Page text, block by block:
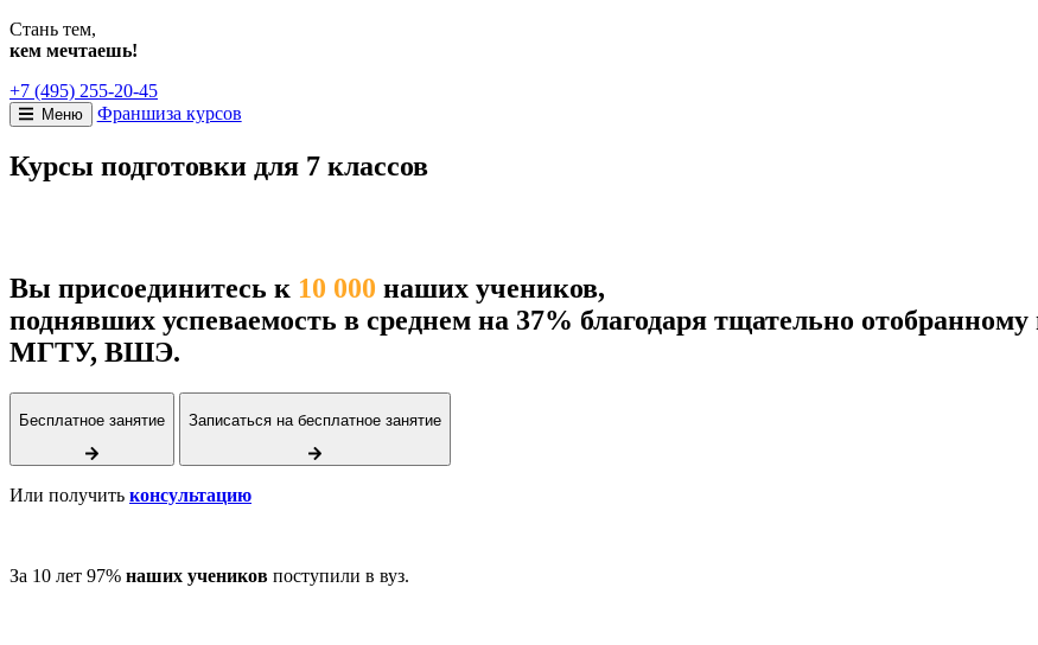
Стань тем,
кем мечтаешь!
+7 (495) 255-20-45
Меню Франшиза курсов
Курсы подготовки для 7 классов
Вы присоединитесь к 10 000 наших учеников,
поднявших успеваемость в среднем на 37% благодаря тщательно
МГТУ, ВШЭ.
Бесплатное занятие Записаться на бесплатное занятие
Или получить консультацию
За 10 лет 97% наших учеников поступили в вуз.